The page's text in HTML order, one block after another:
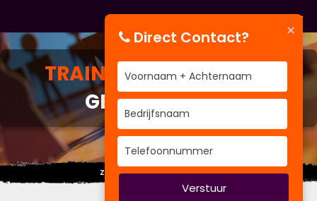
TRAININGWORD VOOR
GEVORDERDEN
Ziet u het detail of het geheel?
×
Direct Contact?
Verstuur